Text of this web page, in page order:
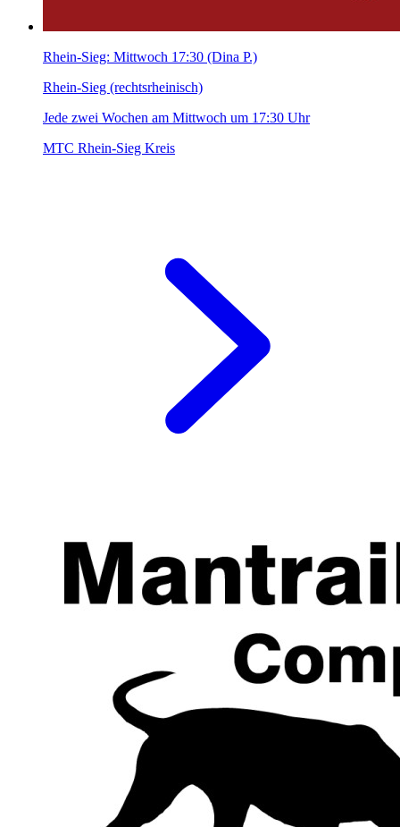
Rhein-Sieg: Mittwoch 17:30 (Dina P.)
Rhein-Sieg (rechtsrheinisch)
Jede zwei Wochen am Mittwoch um 17:30 Uhr
MTC Rhein-Sieg Kreis